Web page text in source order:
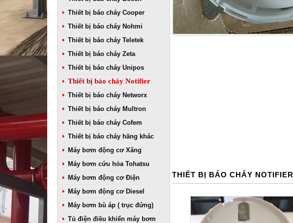
Thiết bị báo cháy Cooper
Thiết bị báo cháy Nohmi
Thiết bị báo cháy Teletek
Thiết bị báo cháy Zeta
Thiết bị báo cháy Unipos
Thiết bị báo cháy Notifier
Thiết bị báo cháy Networx
Thiết bị báo cháy Multron
Thiết bị báo cháy Cofem
Thiết bị báo cháy hãng khác
Máy bơm động cơ Xăng
Máy bơm cứu hỏa Tohatsu
Máy bơm động cơ Điện
Máy bơm động cơ Diesel
Máy bơm bù áp ( trục đứng)
Tủ điện điều khiển máy bơm
THIẾT BỊ BÁO CHÁY NOTIFIER